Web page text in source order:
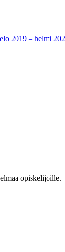
elo 2019 – helmi
opiskelijoille.